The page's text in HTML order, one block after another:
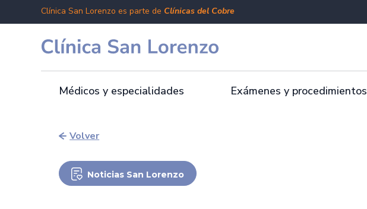
Clínica San Lorenzo es parte de Clínicas del Cobre
Médicos y especialidades Exámenes y procedimientos
Volver
Noticias San Lorenzo